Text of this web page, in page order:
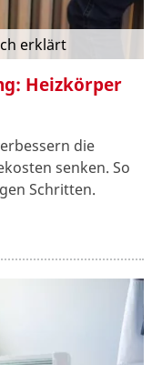
erklärt
Heizkörper
die
senken. So
Schritten.